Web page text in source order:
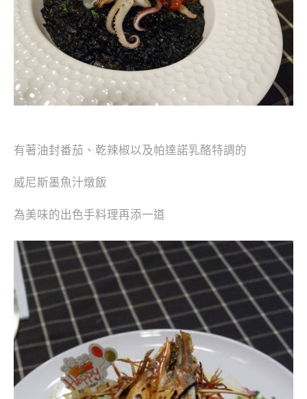
有著油封番茄、乾辣椒以及帕達諾乳酪特調的
威尼斯墨魚汁燉飯
為美味的出色手料理再添一道